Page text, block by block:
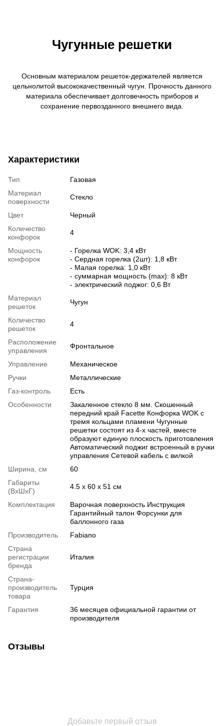
Чугунные решетки
Основным материалом решеток-держателей является
цельнолитой высококачественный чугун. Прочность данного
материала обеспечивает долговечность приборов и
сохранение первозданного внешнего вида.
Характеристики
Тип
Газовая
Материал
поверхности
Стекло
Цвет
Черный
Количество
конфорок
4
Мощность
конфорок
- Горелка WOK: 3,4 кВт
- Сердная горелка (2шт): 1,8 кВт
- Малая горелка: 1,0 кВт
- суммарная мощность (max): 8 кВт
- электрический поджог: 0,6 Вт
Материал
решеток
Чугун
Количество
решеток
4
Расположение
управления
Фронтальное
Управление
Механическое
Ручки
Металлические
Газ-контроль
Есть
Особенности
Закаленное стекло 8 мм. Скошенный
передний край Facette Конфорка WOK с
тремя кольцами пламени Чугунные
решетки состоят из 4-х частей, вместе
образуют единую плоскость приготовления
Автоматический поджиг встроенный в ручки
управления Сетевой кабель c вилкой
Ширина, см
60
Габариты
(ВхШхГ)
4.5 х 60 х 51 см
Комплектация
Варочная поверхность Инструкция
Гарантийный талон Форсунки для
баллонного газа
Производитель
Fabiano
Страна
регистрации
бренда
Италия
Страна-
производитель
товара
Турция
Гарантия
36 месяцев официальной гарантии от
производителя
Отзывы
Добавьте первый отзыв